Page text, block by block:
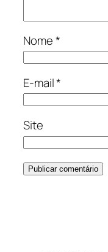
Nome*
E-mail*
Site